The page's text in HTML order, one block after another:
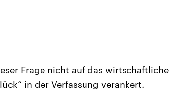
Frage nicht auf das wirtschaftliche
in der Verfassung verankert.